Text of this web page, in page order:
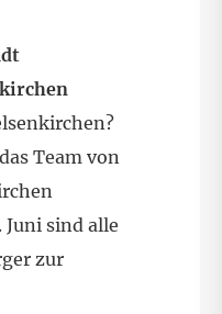
Team von
Juni sind alle
zur